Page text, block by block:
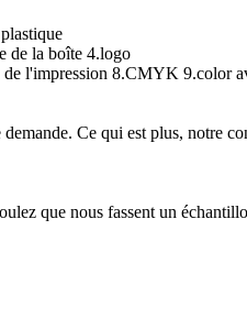
de la boîte 4.logo
de l'impression 8.CMYK 9.color
Ce qui est plus, notre
que nous fassent un